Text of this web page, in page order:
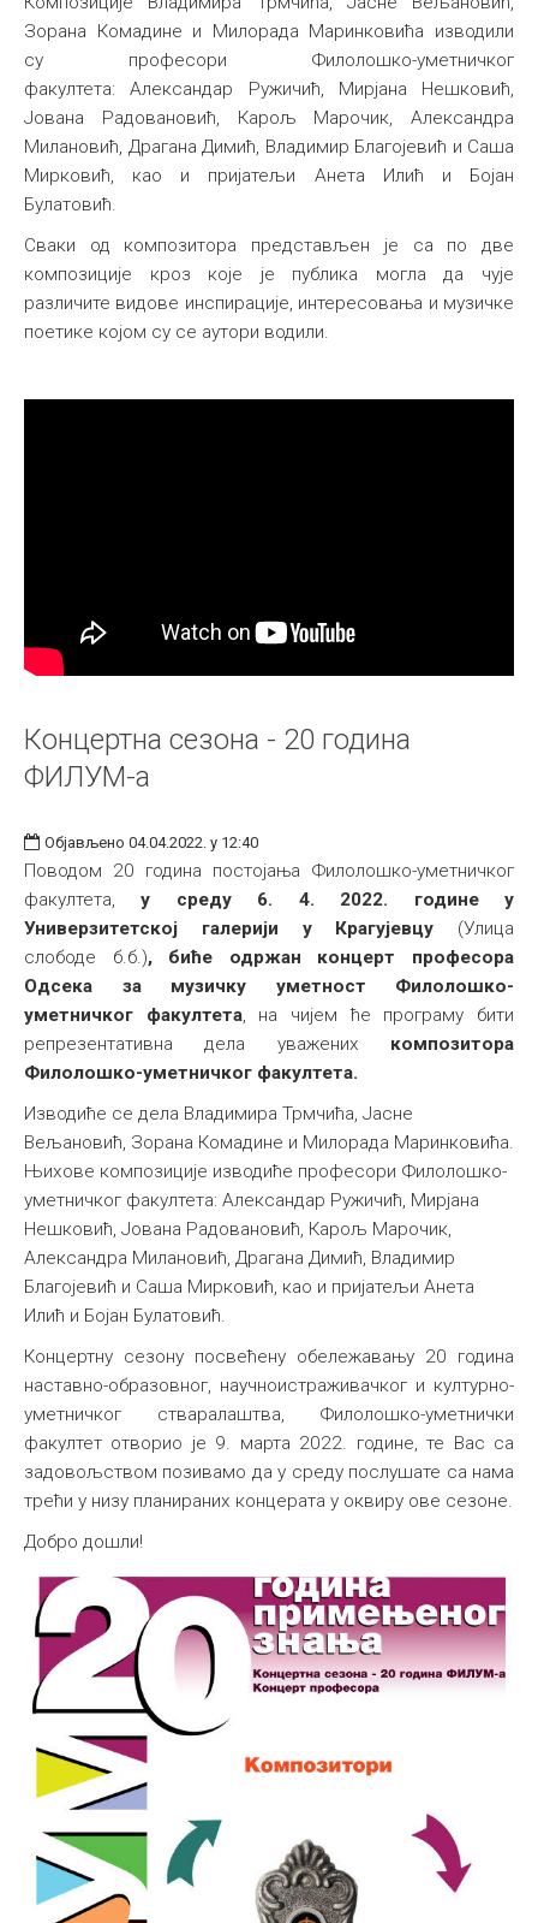
Зорана Комадине и Милорада Маринковића изводили
су професори Филолошко-уметничког
факултета: Александар Ружичић, Мирјана Нешковић,
Јована Радовановић, Карољ Марочик, Александра
Милановић, Драгана Димић, Владимир Благојевић и Саша
Мирковић, као и пријатељи Анета Илић и Бојан
Булатовић.
Сваки од композитора представљен је са по две
композиције кроз које је публика могла да чује
различите видове инспирације, интересовања и музичке
поетике којом су се аутори водили.
Концертна сезона - 20 година
ФИЛУМ-а
Објављено 04.04.2022. у 12:40
Поводом 20 година постојања Филолошко-уметничког
факултета,у среду 6. 4. 2022. године у
Универзитетској галерији у Крагујевцу (Улица
слободе б.б.), биће одржан концерт професора
Одсека за музичку уметност Филолошко-
уметничког факултета, на чијем ће програму бити
репрезентативна дела уважених композитора
Филолошко-уметничког факултета.
Изводиће се дела Владимира Трмчића, Јасне
Вељановић, Зорана Комадине и Милорада Маринковића.
Њихове композиције изводиће професори Филолошко-
уметничког факултета: Александар Ружичић, Мирјана
Нешковић, Јована Радовановић, Карољ Марочик,
Александра Милановић, Драгана Димић, Владимир
Благојевић и Саша Мирковић, као и пријатељи Анета
Илић и Бојан Булатовић.
Концертну сезону посвећену обележавању 20 година
наставно-образовног, научноистраживачког и културно-
уметничког стваралаштва, Филолошко-уметнички
факултет отворио је 9. марта 2022. године, те Вас са
задовољством позивамо да у среду послушате са нама
трећи у низу планираних концерата у оквиру ове сезоне.
Добро дошли!